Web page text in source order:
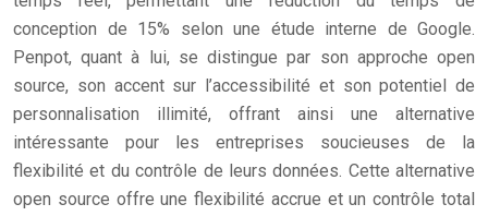
conception de 15% selon une étude interne de Google.
Penpot, quant à lui, se distingue par son approche open
source, son accent sur l’accessibilité et son potentiel de
personnalisation illimité, offrant ainsi une alternative
intéressante pour les entreprises soucieuses de la
flexibilité et du contrôle de leurs données. Cette alternative
open source offre une flexibilité accrue et un contrôle total